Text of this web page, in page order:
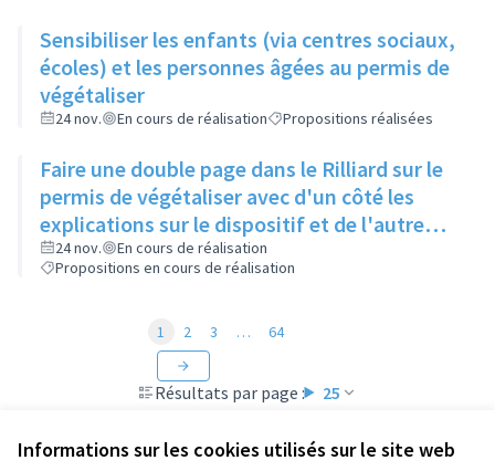
Informations sur les cookies utilisés sur le site web
Sensibiliser les enfants (via centres sociaux,
écoles) et les personnes âgées au permis de
végétaliser
24 nov. En cours de réalisation Propositions réalisées
Faire une double page dans le Rilliard sur le
permis de végétaliser avec d'un côté les
explications sur le dispositif et de l'autre
côté des exemples concrets de lieux à
investir
24 nov.
En cours de réalisation
Propositions en cours de réalisation
Résultats par page : 25
1 2 3 … 64